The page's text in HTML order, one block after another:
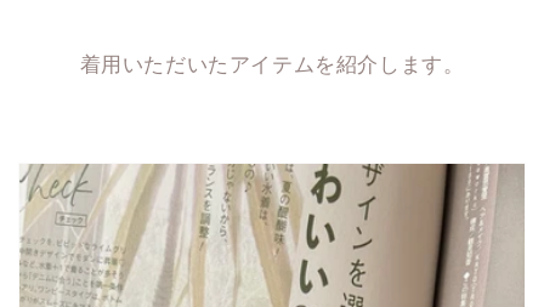
着用いただいたアイテムを紹介します。